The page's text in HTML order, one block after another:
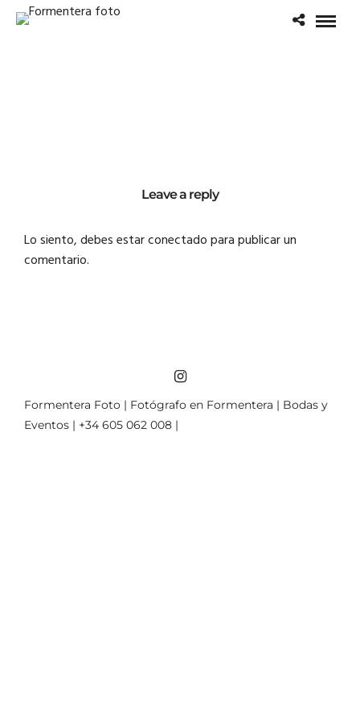
Leave a reply
Lo siento, debes estarconectadopara publicar un
comentario.
Formentera Foto | Fotógrafo en Formentera | Bodas y
Eventos | +34 605 062 008 |